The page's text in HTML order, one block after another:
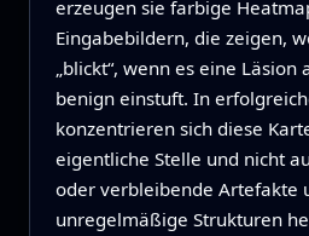
erzeugen sie farbige
Eingabebildern, die zeigen,
„blickt“, wenn es eine Läsion
benign einstuft. In
konzentrieren sich diese
eigentliche Stelle und nicht
oder verbleibende Artefakte
unregelmäßige Strukturen